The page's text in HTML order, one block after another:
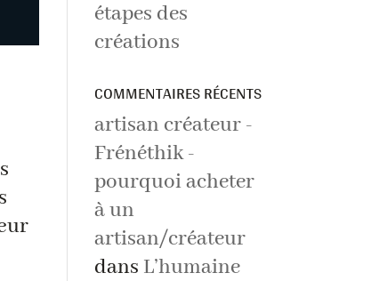
étapes des
créations
COMMENTAIRES RÉCENTS
artisan créateur -
Frénéthik -
pourquoi acheter
à un
artisan/créateur
dans L’humaine